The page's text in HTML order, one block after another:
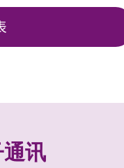
通讯